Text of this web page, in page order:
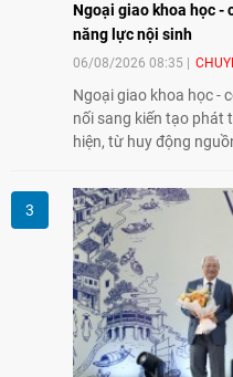
Ngoại giao khoa học -
năng lực nội sinh
06/08/2026 08:35
Ngoại giao khoa học -
nối sang kiến tạo phát
hiện, từ huy động
nghệ, đổi mới sáng
phát triển đất nước.